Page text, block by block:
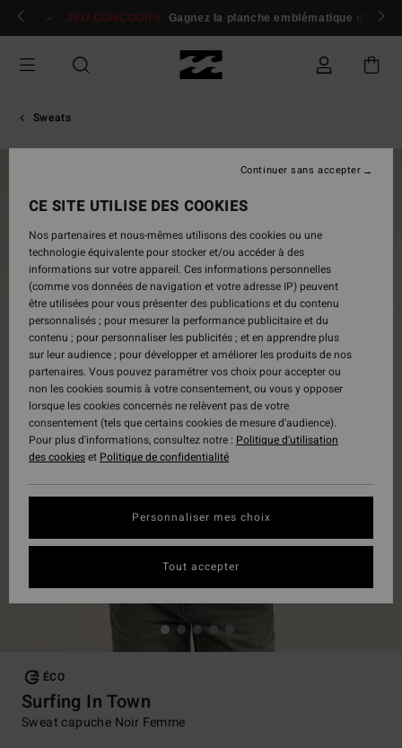
Passer
Se connecter / s'inscrire
JEU CONCOURS Gagnez la planche emblématique d'Andy
Sweats
ÉCO
Surfing In Town
Sweat capuche Noir Femme
CE SITE UTILISE DES COOKIES
Nos partenaires et nous-mêmes utilisons des cookies ou une
technologie équivalente pour stocker et/ou accéder à des
informations sur votre appareil. Ces informations personnelles
(comme vos données de navigation et votre adresse IP) peuvent
être utilisées pour vous présenter des publications et du contenu
personnalisés ; pour mesurer la performance publicitaire et du
contenu ; pour personnaliser les publicités ; et en apprendre plus
sur leur audience ; pour développer et améliorer les produits de nos
partenaires. Vous pouvez paramétrer vos choix pour accepter ou
non les cookies soumis à votre consentement, ou vous y opposer
lorsque les cookies concernés ne relèvent pas de votre
consentement (tels que certains cookies de mesure d’audience).
Pour plus d'informations, consultez notre : Politique d'utilisation
des cookieset Politique de confidentialité
Personnaliser mes choix
Continuer sans accepter
Tout accepter